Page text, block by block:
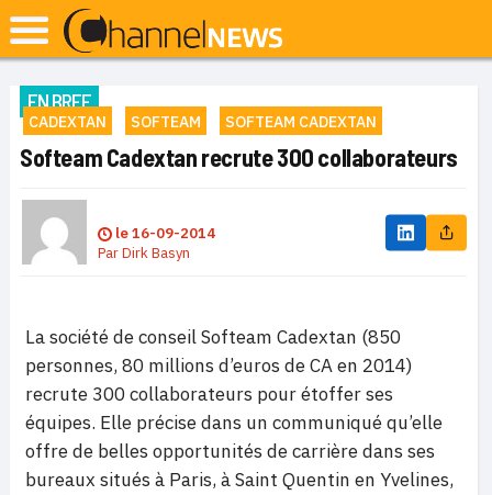
EN BREF
CADEXTAN SOFTEAM SOFTEAM CADEXTAN
Softeam Cadextan recrute 300 collaborateurs
le16-09-2014
ParDirk Basyn
La société de conseil Softeam Cadextan (850
personnes, 80 millions d’euros de CA en 2014)
recrute 300 collaborateurs pour étoffer ses
équipes. Elle précise dans un communiqué qu’elle
offre de belles opportunités de carrière dans ses
bureaux situés à Paris, à Saint Quentin en Yvelines,